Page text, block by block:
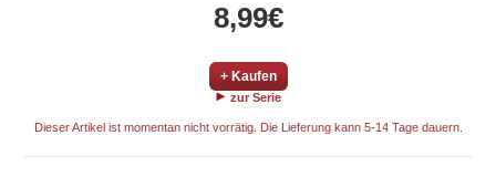
8,99€
+ Kaufen
zur Serie
Dieser Artikel ist momentan nicht vorrätig. Die Lieferung kann 5-14 Tage dauern.